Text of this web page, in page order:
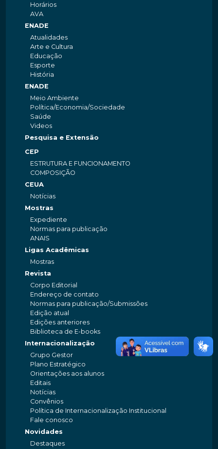
Horários
AVA
ENADE
Atualidades
Arte e Cultura
Educação
Esporte
História
ENADE
Meio Ambiente
Política/Economia/Sociedade
Saúde
Videos
Pesquisa e Extensão
CEP
ESTRUTURA E FUNCIONAMENTO
COMPOSIÇÃO
CEUA
Notícias
Mostras
Expediente
Normas para publicação
ANAIS
Ligas Acadêmicas
Mostras
Revista
Corpo Editorial
Endereço de contato
Normas para publicação/Submissões
Edição atual
Edições anteriores
Biblioteca de E-books
Internacionalização
Grupo Gestor
Plano Estratégico
Orientações aos alunos
Editais
Notícias
Convênios
Política de Internacionalização Institucional
Fale conosco
Novidades
Destaques